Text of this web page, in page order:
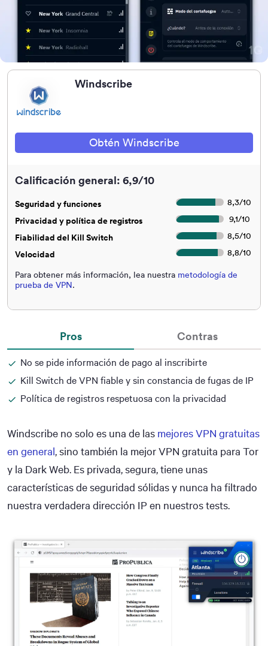
Windscribe
Obtén Windscribe
Calificación general: 6,9/10
Seguridad y funciones 8,3/10
Privacidad y política de registros
9,1/10
Fiabilidad del Kill Switch
8,5/10
Velocidad
8,8/10
Para obtener más información, lea nuestra metodología de
prueba de VPN.
Pros
No se pide información de pago al inscribirte
Kill Switch de VPN fiable y sin constancia de fugas de IP
Política de registros respetuosa con la privacidad
Contras
Windscribe no solo es una de las mejores VPN gratuitas
en general, sino también la mejor VPN gratuita para Tor
y la Dark Web. Es privada, segura, tiene unas
características de seguridad sólidas y nunca ha filtrado
nuestra verdadera dirección IP en nuestros tests.